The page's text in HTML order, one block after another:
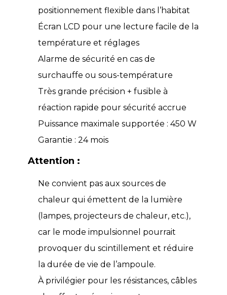
positionnement flexible dans l’habitat
Écran LCD pour une lecture facile de la
température et réglages
Alarme de sécurité en cas de
surchauffe ou sous-température
Très grande précision + fusible à
réaction rapide pour sécurité accrue
Puissance maximale supportée : 450 W
Garantie : 24 mois
Attention :
Ne convient pas aux sources de
chaleur qui émettent de la lumière
(lampes, projecteurs de chaleur, etc.),
car le mode impulsionnel pourrait
provoquer du scintillement et réduire
la durée de vie de l’ampoule.
À privilégier pour les résistances, câbles